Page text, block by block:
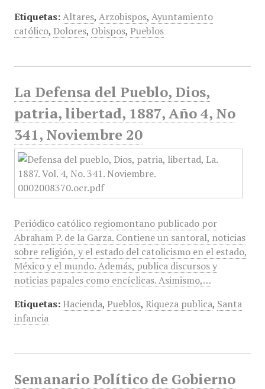
Etiquetas: Altares, Arzobispos, Ayuntamiento
católico, Dolores, Obispos, Pueblos
La Defensa del Pueblo, Dios,
patria, libertad, 1887, Año 4, No
341, Noviembre 20
Periódico católico regiomontano publicado por
Abraham P. de la Garza. Contiene un santoral, noticias
sobre religión, y el estado del catolicismo en el estado,
México y el mundo. Además, publica discursos y
noticias papales como encíclicas. Asimismo,…
Etiquetas: Hacienda, Pueblos, Riqueza publica, Santa
infancia
Semanario Político de Gobierno